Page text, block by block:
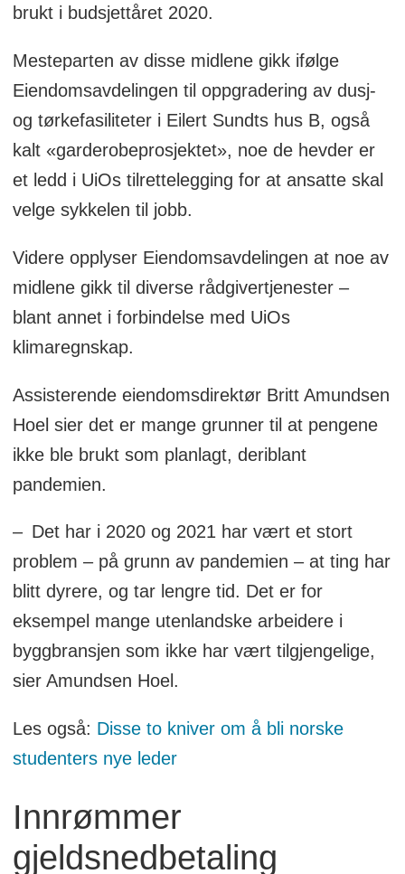
brukt i budsjettåret 2020.
Mesteparten av disse midlene gikk ifølge
Eiendomsavdelingen til oppgradering av dusj-
og tørkefasiliteter i Eilert Sundts hus B, også
kalt «garderobeprosjektet», noe de hevder er
et ledd i UiOs tilrettelegging for at ansatte skal
velge sykkelen til jobb.
Videre opplyser Eiendomsavdelingen at noe av
midlene gikk til diverse rådgivertjenester –
blant annet i forbindelse med UiOs
klimaregnskap.
Assisterende eiendomsdirektør Britt Amundsen
Hoel sier det er mange grunner til at pengene
ikke ble brukt som planlagt, deriblant
pandemien.
– Det har i 2020 og 2021 har vært et stort
problem – på grunn av pandemien – at ting har
blitt dyrere, og tar lengre tid. Det er for
eksempel mange utenlandske arbeidere i
byggbransjen som ikke har vært tilgjengelige,
sier Amundsen Hoel.
Les også: Disse to kniver om å bli norske
studenters nye leder
Innrømmer
gjeldsnedbetaling